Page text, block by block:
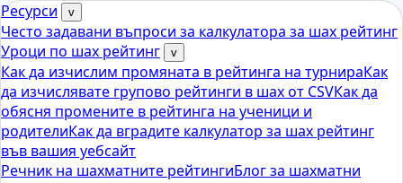
Ресурси
v
Често задавани въпроси за калкулатора за шах рейтинг
Уроци по шах рейтинг
v
Как да изчислим промяната в рейтинга на турнираКак
да изчислявате групово рейтинги в шах от CSVКак да
обясня промените в рейтинга на ученици и
родителиКак да вградите калкулатор за шах рейтинг
във вашия уебсайт
Речник на шахматните рейтингиБлог за шахматни